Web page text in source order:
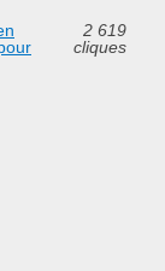
2 619
cliques